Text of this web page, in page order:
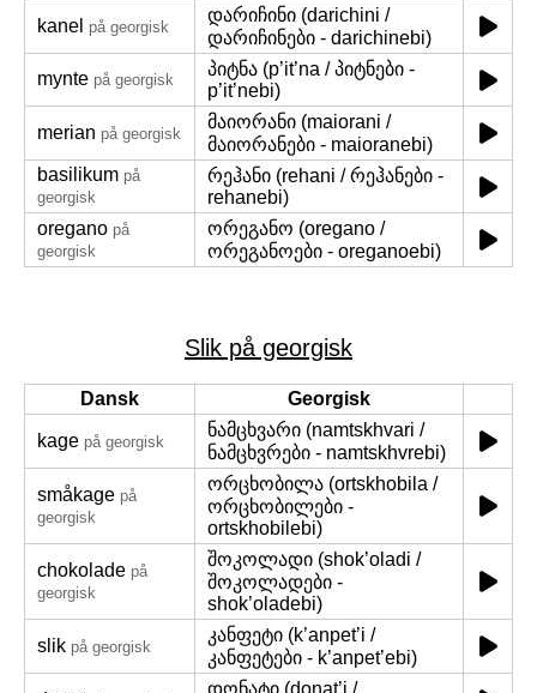
kanel på georgisk
დარიჩინი (darichini /
დარიჩინები - darichinebi)
mynte på georgisk
პიტნა (p’it’na / პიტნები -
p’it’nebi)
merian på georgisk
მაიორანი (maiorani /
მაიორანები - maioranebi)
basilikum på
georgisk
რეჰანი (rehani / რეჰანები -
rehanebi)
oregano på
georgisk
ორეგანო (oregano /
ორეგანოები - oreganoebi)
Slik på georgisk
Dansk Georgisk
kage på georgisk
ნამცხვარი (namtskhvari /
ნამცხვრები - namtskhvrebi)
småkage på
georgisk
ორცხობილა (ortskhobila /
ორცხობილები -
ortskhobilebi)
chokolade på
georgisk
შოკოლადი (shok’oladi /
შოკოლადები -
shok’oladebi)
slik på georgisk
კანფეტი (k’anpet’i /
კანფეტები - k’anpet’ebi)
დონატი (donat’i /